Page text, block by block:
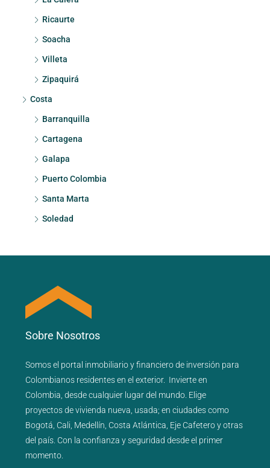
Ricaurte
Soacha
Villeta
Zipaquirá
Costa
Barranquilla
Cartagena
Galapa
Puerto Colombia
Santa Marta
Soledad
Sobre Nosotros
Somos el portal inmobiliarioyfinancierode inversión para
Colombianos residentes en el exterior. Invierte en
Colombia, desde cualquier lugar del mundo. Elige
proyectos devivienda nueva usada; en ciudades como
Bogotá Cali Medellín Costa Atlántica Eje Cafeteroyotras
del país . Con la confianza y seguridad desde el primer
momento.